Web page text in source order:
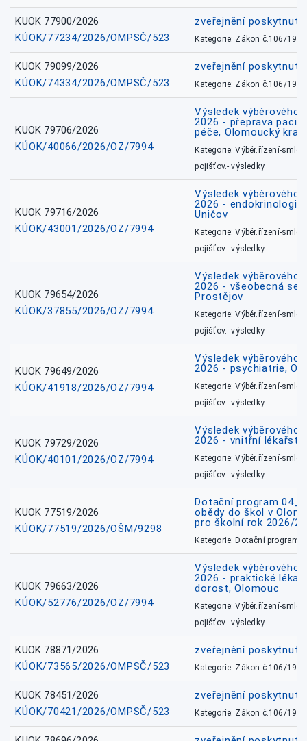
KUOK 77900/2026
KÚOK/77234/2026/OMPSČ/523
zveřejnění
Kategorie: Zákon č.106/1999
KUOK 79099/2026
KÚOK/74334/2026/OMPSČ/523
zveřejnění
Kategorie: Zákon č.106/1999
KUOK 79706/2026
KÚOK/40066/2026/OZ/7994
Výsledek výběrového
2026 - přeprava
péče, Olomoucký kraj
Kategorie: Výběr.řízení-
pojišťov.- výsledky
KUOK 79716/2026
KÚOK/43001/2026/OZ/7994
Výsledek výběrového
2026 - endokrinologie
Uničov
Kategorie: Výběr.řízení-
pojišťov.- výsledky
KUOK 79654/2026
KÚOK/37855/2026/OZ/7994
Výsledek výběrového
2026 - všeobecná
Prostějov
Kategorie: Výběr.řízení-
pojišťov.- výsledky
KUOK 79649/2026
KÚOK/41918/2026/OZ/7994
Výsledek výběrového
2026 - psychiatrie,
Kategorie: Výběr.řízení-
pojišťov.- výsledky
KUOK 79729/2026
KÚOK/40101/2026/OZ/7994
Výsledek výběrového
2026 - vnitřní
Kategorie: Výběr.řízení-
pojišťov.- výsledky
KUOK 77519/2026
KÚOK/77519/2026/OŠM/9298
Dotační program
obědy do škol v
pro školní rok 2026/
Kategorie: Dotační
KUOK 79663/2026
KÚOK/52776/2026/OZ/7994
Výsledek výběrového
2026 - praktické
dorost, Olomouc
Kategorie: Výběr.řízení-
pojišťov.- výsledky
KUOK 78871/2026
KÚOK/73565/2026/OMPSČ/523
zveřejnění
Kategorie: Zákon č.106/1999
KUOK 78451/2026
KÚOK/70421/2026/OMPSČ/523
zveřejnění
Kategorie: Zákon č.106/1999